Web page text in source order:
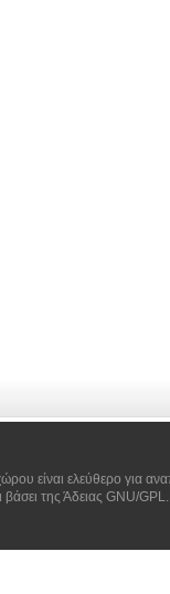
είναι ελεύθερο για
βάσει της Άδειας GNU/